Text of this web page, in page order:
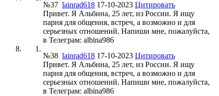
№37 lainrad618 17-10-2023 Цитировать
Привет. Я Альбина, 25 лет, из России. Я ищу
парня для общения, встреч, а возможно и для
серьезных отношений. Напиши мне, пожалуйста,
в Телеграм: albina986
№38 lainrad618 17-10-2023 Цитировать
Привет. Я Альбина, 25 лет, из России. Я ищу
парня для общения, встреч, а возможно и для
серьезных отношений. Напиши мне, пожалуйста,
в Телеграм: albina986